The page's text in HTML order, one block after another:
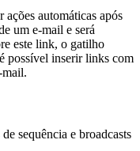
automáticas após
um e-mail e será
este link, o gatilho
possível inserir links com
mail.
sequência e broadcasts